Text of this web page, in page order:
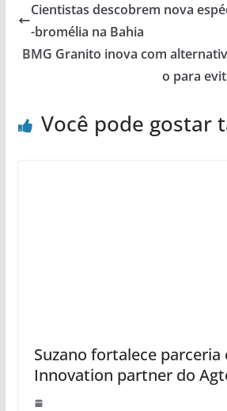
Cientistas descobrem nova
-bromélia na Bahia
BMG Granito inova com
o para
Você pode gostar
Suzano fortalece parceria
Innovation partner do